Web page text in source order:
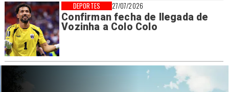
27/07/2026
Confirman fecha de llegada de
Vozinha a Colo Colo
DEPORTES